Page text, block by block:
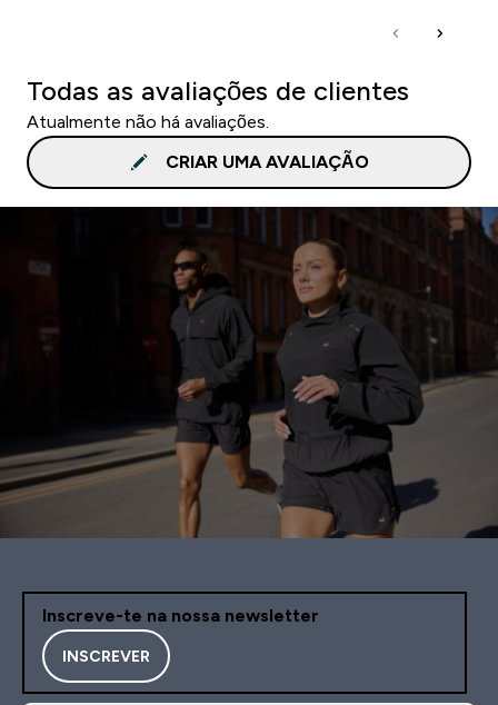
Todas as avaliações de clientes
Atualmente não há avaliações.
CRIAR UMA AVALIAÇÃO
Inscreve-te na nossa newsletter
INSCREVER